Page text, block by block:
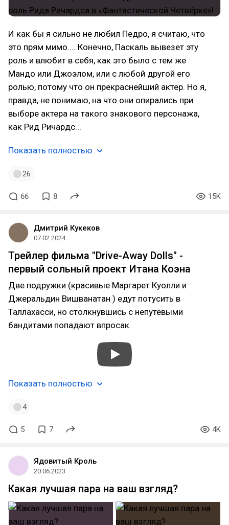
И как бы я сильно не любил Педро, я считаю, что
это прям мимо.... Конечно, Паскаль вывезет эту
роль и влюбит в себя, как это было с тем же
Мандо или Джоэлом, или с любой другой его
ролью, потому что он прекраснейший актер. Но я,
правда, не понимаю, на что они опирались при
выборе актера на такого знакового персонажа,
как Рид Ричардс...
Показать полностью
26
66 8 15K
Дмитрий Кукеков
07.02.2024
Трейлер фильма "Drive-Away Dolls" -
первый сольный проект Итана Коэна
Две подружки (красивые Маргарет Куолли и
Джеральдин Вишванатан ) едут потусить в
Таллахасси, но столкнувшись с непутёвыми
бандитами попадают впросак.
Показать полностью
4
5 7 4K
Ядовитый Кроль
20.06.2023
Какая лучшая пара на ваш взгляд?